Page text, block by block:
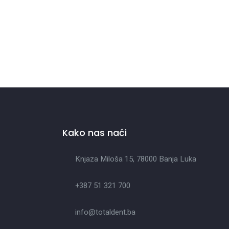
Kako nas naći
Knjaza Miloša 15, 78000 Banja Luka
+387 51 321 700
info@totaldent.ba